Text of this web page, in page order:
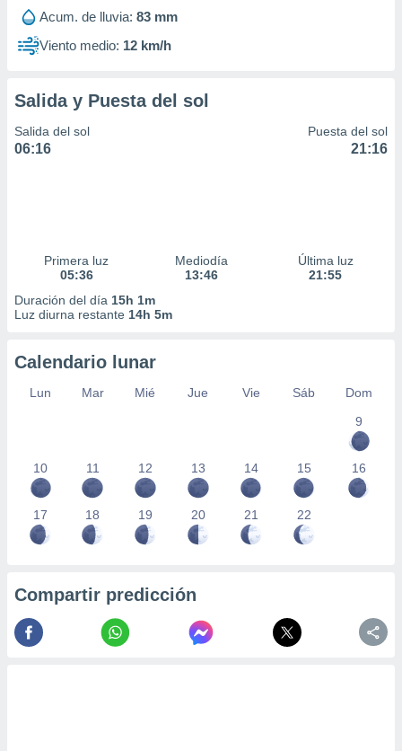
Acum. de lluvia: 83 mm
Viento medio: 12 km/h
Salida y Puesta del sol
Salida del sol
06:16
Puesta del sol
21:16
Primera luz
05:36
Mediodía
13:46
Última luz
21:55
Duración del día 15h 1m
Luz diurna restante 14h 5m
Calendario lunar
Lun Mar Mié Jue Vie Sáb
Dom
9
10 11 12 13 14 15 16
17 18 19 20 21 22
Compartir predicción